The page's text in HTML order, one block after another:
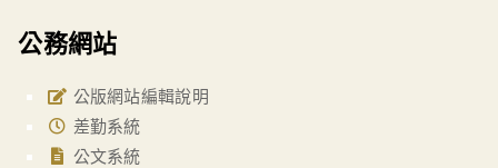
公務網站
公版網站編輯說明
差勤系統
公文系統